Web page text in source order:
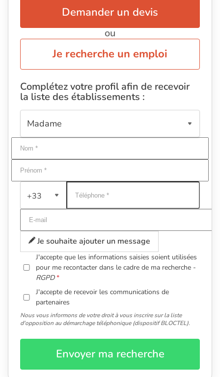
Demander un devis
ou
Je recherche un emploi
Complétez votre profil afin de recevoir
la liste des établissements :
+33
Je souhaite ajouter un message
J'accepte que les informations saisies soient utilisées
pour me recontacter dans le cadre de ma recherche -
RGPD
J'accepte de recevoir les communications de
partenaires
Nous vous informons de votre droit à vous inscrire sur la liste
d'opposition au démarchage téléphonique (dispositif BLOCTEL).
Envoyer ma recherche